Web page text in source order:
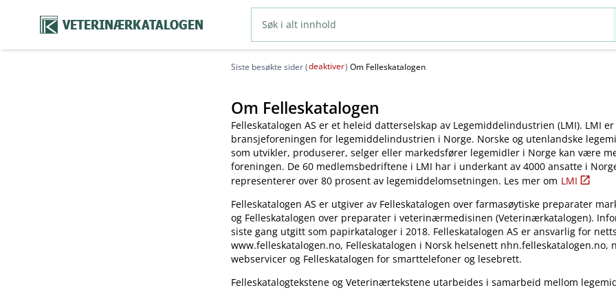
VETERINÆRKATALOGEN
Siste besøkte sider (deaktiver) Om Felleskatalogen
Om Felleskatalogen
Felleskatalogen AS er et heleid datterselskap av Legemiddelindustrien (LMI). LMI er
bransjeforeningen for legemiddelindustrien i Norge. Norske og utenlandske
som utvikler, produserer, selger eller markedsfører legemidler i Norge kan være
foreningen. De 60 medlemsbedriftene i LMI har i underkant av 4000 ansatte i
representerer over 80 prosent av legemiddelomsetningen. Les mer om LMI
Felleskatalogen AS er utgiver av Felleskatalogen over farmasøytiske preparater
og Felleskatalogen over preparater i veterinærmedisinen (Veterinærkatalogen).
siste gang utgitt som papirkataloger i 2018. Felleskatalogen AS er ansvarlig for
www.felleskatalogen.no, Felleskatalogen i Norsk helsenett nhn.felleskatalogen.no,
webservicer og Felleskatalogen for smarttelefoner og lesebrett.
Felleskatalogtekstene og Veterinærtekstene utarbeides i samarbeid mellom